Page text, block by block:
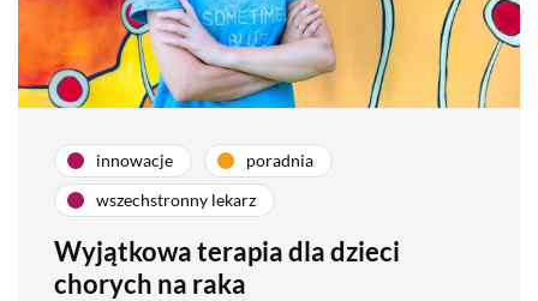
innowacje
poradnia
wszechstronny lekarz
Wyjątkowa terapia dla dzieci
chorych na raka